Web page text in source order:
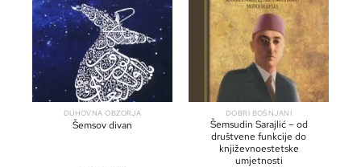
DUHOVNA OBZORJA
Šemsov divan
DOBRI BOŠNJANI
Šemsudin Sarajlić – od
društvene funkcije do
književnoestetske
umjetnosti